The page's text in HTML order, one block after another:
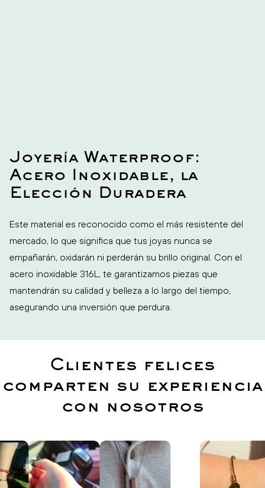
Joyería Waterproof:
Acero Inoxidable, la
Elección Duradera
Este material es reconocido como el más resistente del
mercado, lo que significa que tus joyas nunca se
empañarán, oxidarán ni perderán su brillo original. Con el
acero inoxidable 316L, te garantizamos piezas que
mantendrán su calidad y belleza a lo largo del tiempo,
asegurando una inversión que perdura.
Clientes felices
comparten su experiencia
con nosotros